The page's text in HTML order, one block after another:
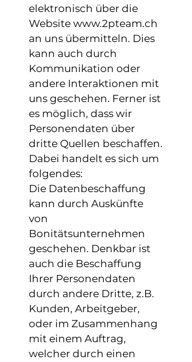
elektronisch über die
Website www.2pteam.ch
an uns übermitteln. Dies
kann auch durch
Kommunikation oder
andere Interaktionen mit
uns geschehen. Ferner ist
es möglich, dass wir
Personendaten über
dritte Quellen beschaffen.
Dabei handelt es sich um
folgendes:
Die Datenbeschaffung
kann durch Auskünfte
von
Bonitätsunternehmen
geschehen. Denkbar ist
auch die Beschaffung
Ihrer Personendaten
durch andere Dritte, z.B.
Kunden, Arbeitgeber,
oder im Zusammenhang
mit einem Auftrag,
welcher durch einen